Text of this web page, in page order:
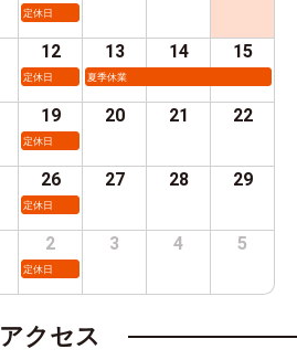
定休日
12
定休日
13
夏季休業
14 15
19
定休日
20 21 22
26
定休日
27 28 29
2
定休日
3 4 5
アクセス